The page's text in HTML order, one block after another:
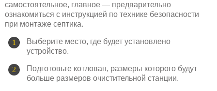
самостоятельное, главное — предварительно
ознакомиться с инструкцией по технике безопасности
при монтаже септика.
Выберите место, где будет установлено
устройство.
Подготовьте котлован, размеры которого будут
больше размеров очистительной станции.